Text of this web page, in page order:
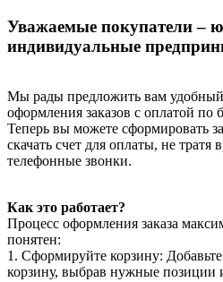
Уважаемые покупатели –
индивидуальные
Мы рады предложить вам
оформления заказов с оплатой по
Теперь вы можете сформировать
скачать счет для оплаты, не тратя
телефонные звонки.
Как это работает?
Процесс оформления заказа
понятен:
1. Сформируйте корзину:
корзину, выбрав нужные позиции